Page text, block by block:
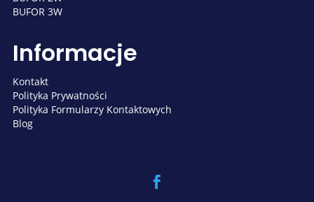
BUFOR 3W
Informacje
Kontakt
Polityka Prywatności
Polityka Formularzy Kontaktowych
Blog
